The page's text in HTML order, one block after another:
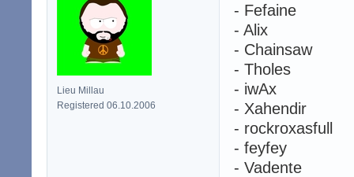
Lieu Millau
Registered 06.10.2006
- Fefaine
- Alix
- Chainsaw
- Tholes
- iwAx
- Xahendir
- rockroxasfull
- feyfey
- Vadente